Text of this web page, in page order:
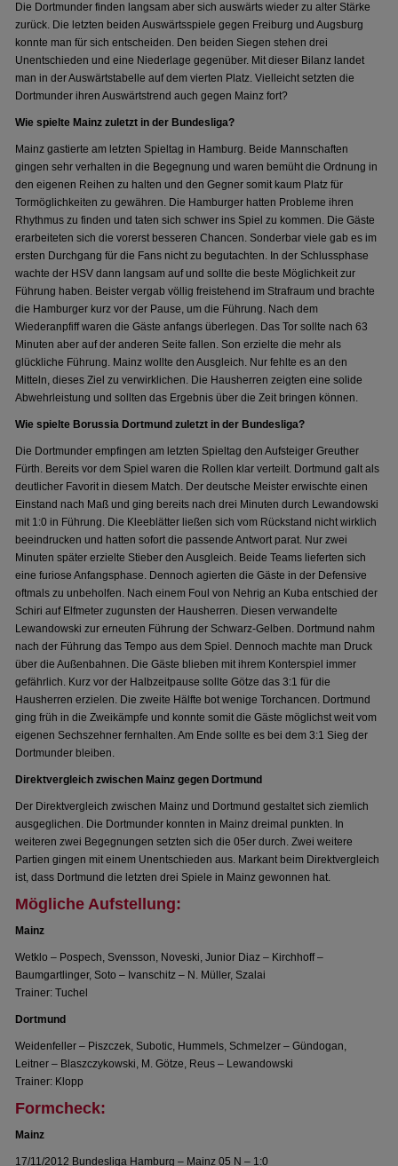
Die Dortmunder finden langsam aber sich auswärts wieder zu alter Stärke
zurück. Die letzten beiden Auswärtsspiele gegen Freiburg und Augsburg
konnte man für sich entscheiden. Den beiden Siegen stehen drei
Unentschieden und eine Niederlage gegenüber. Mit dieser Bilanz landet
man in der Auswärtstabelle auf dem vierten Platz. Vielleicht setzten die
Dortmunder ihren Auswärtstrend auch gegen Mainz fort?
Wie spielte Mainz zuletzt in der Bundesliga?
Mainz gastierte am letzten Spieltag in Hamburg. Beide Mannschaften
gingen sehr verhalten in die Begegnung und waren bemüht die Ordnung in
den eigenen Reihen zu halten und den Gegner somit kaum Platz für
Tormöglichkeiten zu gewähren. Die Hamburger hatten Probleme ihren
Rhythmus zu finden und taten sich schwer ins Spiel zu kommen. Die Gäste
erarbeiteten sich die vorerst besseren Chancen. Sonderbar viele gab es im
ersten Durchgang für die Fans nicht zu begutachten. In der Schlussphase
wachte der HSV dann langsam auf und sollte die beste Möglichkeit zur
Führung haben. Beister vergab völlig freistehend im Strafraum und brachte
die Hamburger kurz vor der Pause, um die Führung. Nach dem
Wiederanpfiff waren die Gäste anfangs überlegen. Das Tor sollte nach 63
Minuten aber auf der anderen Seite fallen. Son erzielte die mehr als
glückliche Führung. Mainz wollte den Ausgleich. Nur fehlte es an den
Mitteln, dieses Ziel zu verwirklichen. Die Hausherren zeigten eine solide
Abwehrleistung und sollten das Ergebnis über die Zeit bringen können.
Wie spielte Borussia Dortmund zuletzt in der Bundesliga?
Die Dortmunder empfingen am letzten Spieltag den Aufsteiger Greuther
Fürth. Bereits vor dem Spiel waren die Rollen klar verteilt. Dortmund galt als
deutlicher Favorit in diesem Match. Der deutsche Meister erwischte einen
Einstand nach Maß und ging bereits nach drei Minuten durch Lewandowski
mit 1:0 in Führung. Die Kleeblätter ließen sich vom Rückstand nicht wirklich
beeindrucken und hatten sofort die passende Antwort parat. Nur zwei
Minuten später erzielte Stieber den Ausgleich. Beide Teams lieferten sich
eine furiose Anfangsphase. Dennoch agierten die Gäste in der Defensive
oftmals zu unbeholfen. Nach einem Foul von Nehrig an Kuba entschied der
Schiri auf Elfmeter zugunsten der Hausherren. Diesen verwandelte
Lewandowski zur erneuten Führung der Schwarz-Gelben. Dortmund nahm
nach der Führung das Tempo aus dem Spiel. Dennoch machte man Druck
über die Außenbahnen. Die Gäste blieben mit ihrem Konterspiel immer
gefährlich. Kurz vor der Halbzeitpause sollte Götze das 3:1 für die
Hausherren erzielen. Die zweite Hälfte bot wenige Torchancen. Dortmund
ging früh in die Zweikämpfe und konnte somit die Gäste möglichst weit vom
eigenen Sechszehner fernhalten. Am Ende sollte es bei dem 3:1 Sieg der
Dortmunder bleiben.
Direktvergleich zwischen Mainz gegen Dortmund
Der Direktvergleich zwischen Mainz und Dortmund gestaltet sich ziemlich
ausgeglichen. Die Dortmunder konnten in Mainz dreimal punkten. In
weiteren zwei Begegnungen setzten sich die 05er durch. Zwei weitere
Partien gingen mit einem Unentschieden aus. Markant beim Direktvergleich
ist, dass Dortmund die letzten drei Spiele in Mainz gewonnen hat.
Mögliche Aufstellung:
Mainz
Wetklo – Pospech, Svensson, Noveski, Junior Diaz – Kirchhoff –
Baumgartlinger, Soto – Ivanschitz – N. Müller, Szalai
Trainer: Tuchel
Dortmund
Weidenfeller – Piszczek, Subotic, Hummels, Schmelzer – Gündogan,
Leitner – Blaszczykowski, M. Götze, Reus – Lewandowski
Trainer: Klopp
Formcheck:
Mainz
17/11/2012 Bundesliga Hamburg – Mainz 05 N – 1:0